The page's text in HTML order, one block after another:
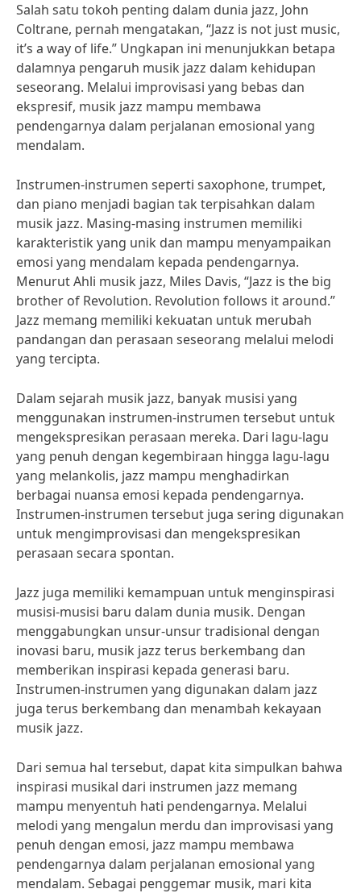
Salah satu tokoh penting dalam dunia jazz, John
Coltrane, pernah mengatakan, “Jazz is not just music,
it’s a way of life.” Ungkapan ini menunjukkan betapa
dalamnya pengaruh musik jazz dalam kehidupan
seseorang. Melalui improvisasi yang bebas dan
ekspresif, musik jazz mampu membawa
pendengarnya dalam perjalanan emosional yang
mendalam.
Instrumen-instrumen seperti saxophone, trumpet,
dan piano menjadi bagian tak terpisahkan dalam
musik jazz. Masing-masing instrumen memiliki
karakteristik yang unik dan mampu menyampaikan
emosi yang mendalam kepada pendengarnya.
Menurut Ahli musik jazz, Miles Davis, “Jazz is the big
brother of Revolution. Revolution follows it around.”
Jazz memang memiliki kekuatan untuk merubah
pandangan dan perasaan seseorang melalui melodi
yang tercipta.
Dalam sejarah musik jazz, banyak musisi yang
menggunakan instrumen-instrumen tersebut untuk
mengekspresikan perasaan mereka. Dari lagu-lagu
yang penuh dengan kegembiraan hingga lagu-lagu
yang melankolis, jazz mampu menghadirkan
berbagai nuansa emosi kepada pendengarnya.
Instrumen-instrumen tersebut juga sering digunakan
untuk mengimprovisasi dan mengekspresikan
perasaan secara spontan.
Jazz juga memiliki kemampuan untuk menginspirasi
musisi-musisi baru dalam dunia musik. Dengan
menggabungkan unsur-unsur tradisional dengan
inovasi baru, musik jazz terus berkembang dan
memberikan inspirasi kepada generasi baru.
Instrumen-instrumen yang digunakan dalam jazz
juga terus berkembang dan menambah kekayaan
musik jazz.
Dari semua hal tersebut, dapat kita simpulkan bahwa
inspirasi musikal dari instrumen jazz memang
mampu menyentuh hati pendengarnya. Melalui
melodi yang mengalun merdu dan improvisasi yang
penuh dengan emosi, jazz mampu membawa
pendengarnya dalam perjalanan emosional yang
mendalam. Sebagai penggemar musik, mari kita